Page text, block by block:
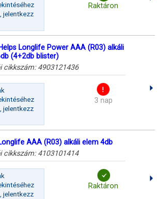
jelentkezz
Raktáron
Longlife Power AAA (R03) alkáli
(4+2db blister)
cikkszám: 4903121436
jelentkezz
3 nap
AAA (R03) alkáli elem 4db
cikkszám: 4103101414
jelentkezz
Raktáron